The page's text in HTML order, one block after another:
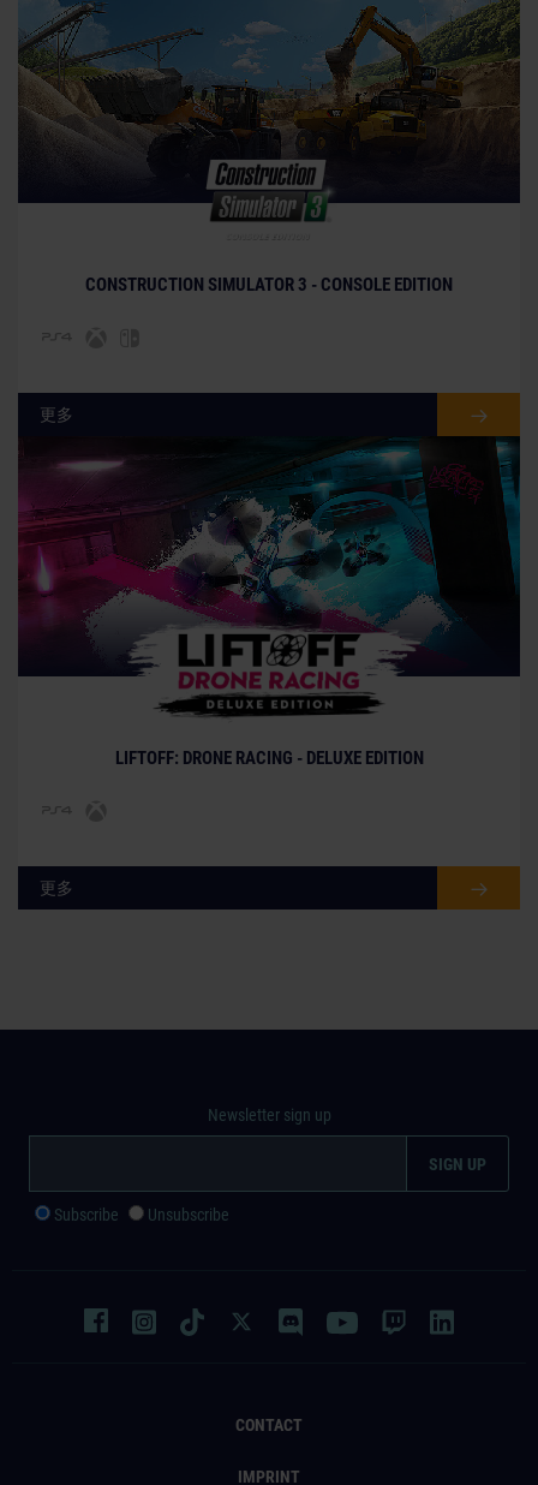
© [Translate to Chinese (simplified):]
CONSTRUCTION SIMULATOR 3 - CONSOLE EDITION
更多
LIFTOFF: DRONE RACING - DELUXE EDITION
更多
CONTACT
IMPRINT
Newsletter sign up
Subscribe Unsubscribe